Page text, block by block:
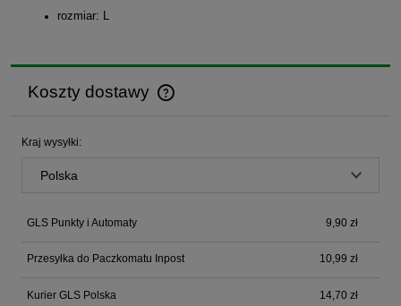
rozmiar: L
Koszty dostawy
Cena nie zawiera ewentualnych kosztów płatności
Kraj wysyłki:
GLS Punkty i Automaty 9,90 zł
Przesyłka do Paczkomatu Inpost 10,99 zł
Kurier GLS Polska 14,70 zł